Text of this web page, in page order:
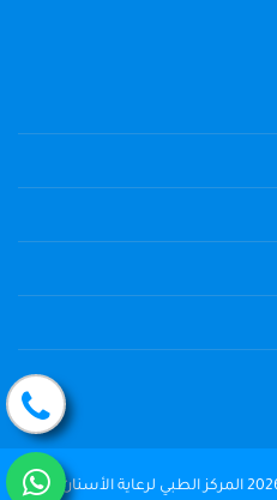
جميع الحقوق محفوظة © 2004 - 2026 المركز الطبي لرعاية الأسنان The